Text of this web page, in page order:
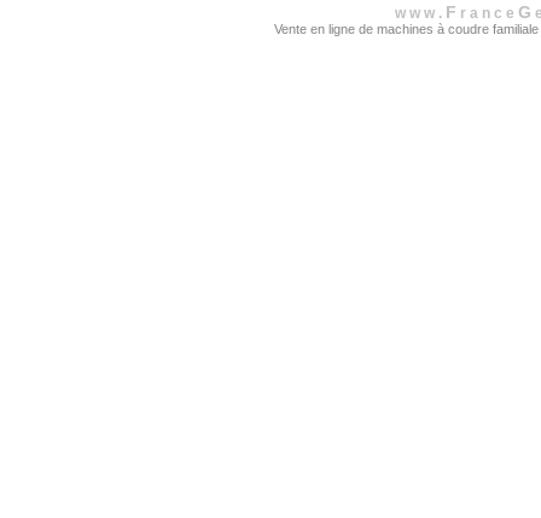
www. F rance G
Vente en ligne de machines à coudre